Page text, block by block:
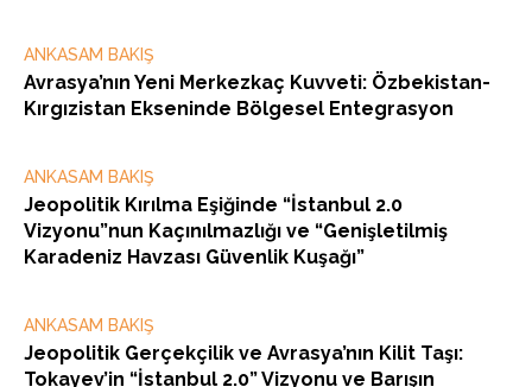
ANKASAM BAKIŞ
Avrasya’nın Yeni Merkezkaç Kuvveti: Özbekistan-
Kırgızistan Ekseninde Bölgesel Entegrasyon
ANKASAM BAKIŞ
Jeopolitik Kırılma Eşiğinde “İstanbul 2.0
Vizyonu”nun Kaçınılmazlığı ve “Genişletilmiş
Karadeniz Havzası Güvenlik Kuşağı”
ANKASAM BAKIŞ
Jeopolitik Gerçekçilik ve Avrasya’nın Kilit Taşı:
Tokayev’in “İstanbul 2.0” Vizyonu ve Barışın